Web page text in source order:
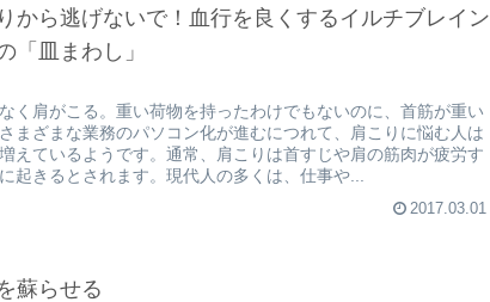
から逃げないで！血行を良くするイルチブレイン
「皿まわし」
く肩がこる。重い荷物を持ったわけでもないのに、首筋が重い
ざまな業務のパソコン化が進むにつれて、肩こりに悩む人は
えているようです。通常、肩こりは首すじや肩の筋肉が疲労す
起きるとされます。現代人の多くは、仕事や...
2017.03.01
蘇らせる